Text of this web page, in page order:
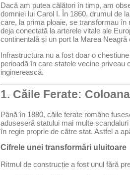
Dacă am putea călători în timp, am
domniei lui Carol I. În 1860, drumul de
care, la prima ploaie, se transformau
deja conectată la arterele vitale ale
continentală și un port la Marea
Infrastructura nu a fost doar o
perioadă în care statele vecine priveau
inginerească.
1. Căile Ferate:
Până în 1880, căile ferate române
aduseseră statului mai multe
în regie proprie de către stat. Astfel a
Cifrele unei transformări uluitoare
Ritmul de construcție a fost unul fără